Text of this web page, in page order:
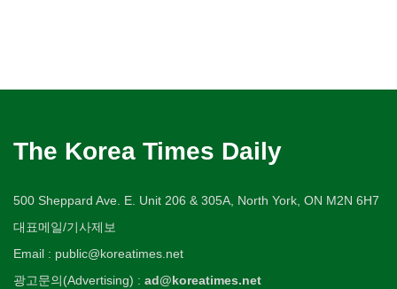
The Korea Times Daily
500 Sheppard Ave. E. Unit 206 & 305A, North York, ON M2N 6H7
대표메일/기사제보
Email : public@koreatimes.net
광고문의(Advertising) : ad@koreatimes.net